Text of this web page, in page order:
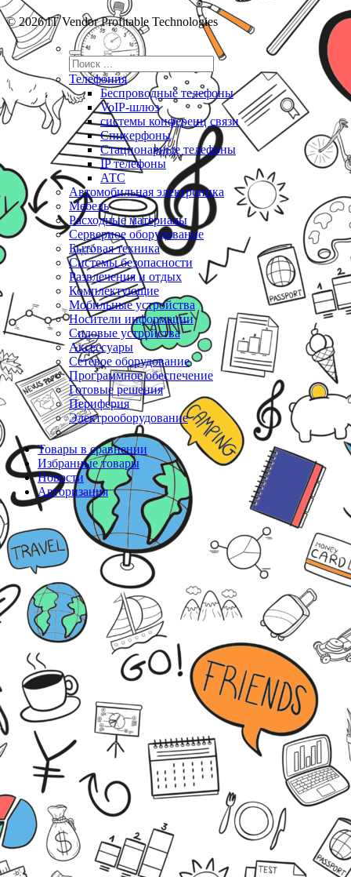
© 2026 IT Vendor Profitable Technologies
Телефония
Беспроводные телефоны
VoIP-шлюз
системы конференц связи
Спикерфоны
Стационарные телефоны
IP телефоны
АТС
Автомобильная электроника
Мебель
Расходные материалы
Серверное оборудование
Бытовая техника
Системы безопасности
Развлечения и отдых
Комплектующие
Мобильные устройства
Носители информации
Силовые устройства
Аксессуары
Сетевое оборудование
Программное обеспечение
Готовые решения
Периферия
Электрооборудование
Товары в сравнении
Избранные товары
Новости
Авторизация